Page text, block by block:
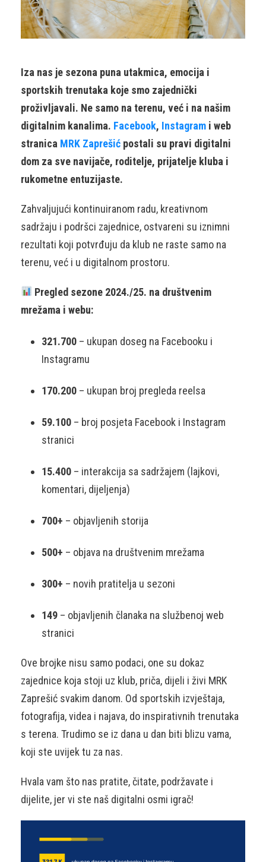
Iza nas je sezona puna utakmica, emocija i
sportskih trenutaka koje smo zajednički
proživljavali. Ne samo na terenu, već i na našim
digitalnim kanalima. Facebook, Instagram i web
stranica MRK Zaprešić postali su pravi digitalni
dom za sve navijače, roditelje, prijatelje kluba i
rukometne entuzijaste.
Zahvaljujući kontinuiranom radu, kreativnom
sadržaju i podršci zajednice, ostvareni su iznimni
rezultati koji potvrđuju da klub ne raste samo na
terenu, već i u digitalnom prostoru.
Pregled sezone 2024./25. na društvenim
mrežama i webu:
321.700 – ukupan doseg na Facebooku i
Instagramu
170.200 – ukupan broj pregleda reelsa
59.100 – broj posjeta Facebook i Instagram
stranici
15.400 – interakcija sa sadržajem (lajkovi,
komentari, dijeljenja)
700+ – objavljenih storija
500+ – objava na društvenim mrežama
300+ – novih pratitelja u sezoni
149 – objavljenih članaka na službenoj web
stranici
Ove brojke nisu samo podaci, one su dokaz
zajednice koja stoji uz klub, priča, dijeli i živi MRK
Zaprešić svakim danom. Od sportskih izvještaja,
fotografija, videa i najava, do inspirativnih trenutaka
s terena. Trudimo se iz dana u dan biti blizu vama,
koji ste uvijek tu za nas.
Hvala vam što nas pratite, čitate, podržavate i
dijelite, jer vi ste naš digitalni osmi igrač!